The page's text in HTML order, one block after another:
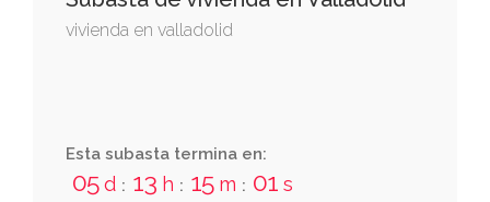
vivienda en valladolid
Esta subasta termina en:
05d : 13 h : 15 m : 00s